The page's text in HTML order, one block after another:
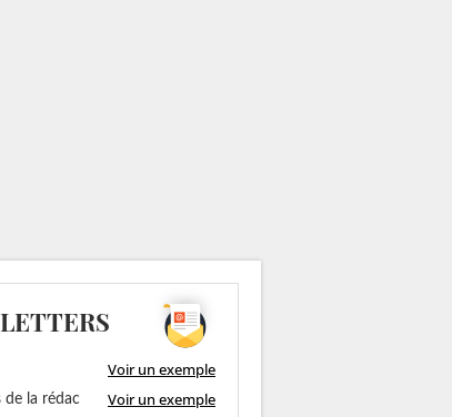
Voir un exemple
de la rédac Voir un exemple